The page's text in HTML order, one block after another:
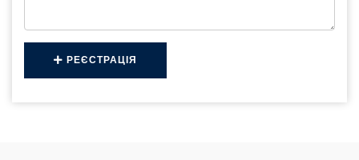
РЕЄСТРАЦІЯ